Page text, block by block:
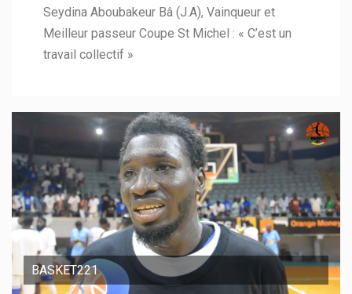
Seydina Aboubakeur Bâ (J.A), Vainqueur et
Meilleur passeur Coupe St Michel : « C’est un
travail collectif »
BASKET221